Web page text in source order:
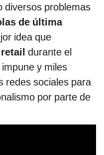
diversos problemas
de última
idea que
durante el
y miles
redes sociales para
por parte de